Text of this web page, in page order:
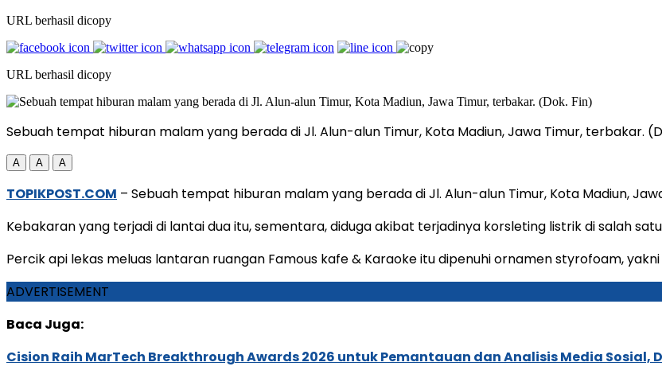
URL berhasil dicopy
URL berhasil dicopy
Sebuah tempat hiburan malam yang berada di Jl. Alun-alun Timur, Kota Madiun, Jawa Timur, terbakar.
A A A
TOPIKPOST.COM – Sebuah tempat hiburan malam yang berada di Jl. Alun-alun Timur, Kota Madiun,
Kebakaran yang terjadi di lantai dua itu, sementara, diduga akibat terjadinya korsleting listrik di salah
Percik api lekas meluas lantaran ruangan Famous kafe & Karaoke itu dipenuhi ornamen styrofoam,
ADVERTISEMENT
Baca Juga:
Cision Raih MarTech Breakthrough Awards 2026 untuk Pemantauan dan Analisis Media Sosial,